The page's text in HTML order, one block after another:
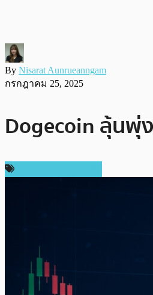
By Nisarat Aunrueanngam
กรกฎาคม 25, 2025
Dogecoin ลุ้นพุ่